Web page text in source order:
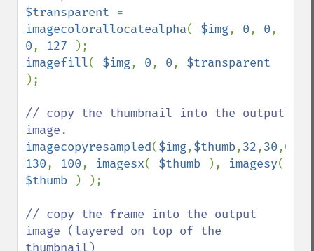
$transparent
imagecolorallocatealpha( $img, 0, 0
0, 127
imagefill( $img, 0, 0,
);
// copy the thumbnail into the output
imagecopyresampled($img,$thumb,32,30,0
130, 100, imagesx( $thumb ), imagesy
$thumb
) );
// copy the frame into the output
image (layered on top of the